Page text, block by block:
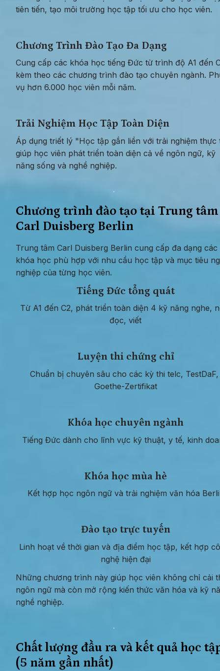
tiên tiến, tạo môi trường học tập tối ưu cho học viên.
Chương Trình Đào Tạo Đa Dạng
Cung cấp các khóa học tiếng Đức từ trình độ A1 đến
kèm theo các chương trình đào tạo chuyên ngành.
vụ hơn 6.000 học viên mỗi năm.
Trải Nghiệm Học Tập Toàn Diện
Áp dụng triết lý "Học tập gắn liền với trải nghiệm thực
giúp học viên phát triển toàn diện cả về ngôn ngữ, kỹ
năng sống và nghề nghiệp.
Chương trình đào tạo tại Trung tâm
Carl Duisberg Berlin
Trung tâm Carl Duisberg Berlin cung cấp đa dạng các
khóa học phù hợp với nhu cầu học tập và mục tiêu
nghiệp của từng học viên.
Tiếng Đức tổng quát
Từ A1 đến C2, phát triển toàn diện 4 kỹ năng nghe,
đọc, viết
Luyện thi chứng chỉ
Chuẩn bị chuyên sâu cho các kỳ thi telc, TestDaF,
Goethe-Zertifikat
Khóa học chuyên ngành
Tiếng Đức dành cho lĩnh vực kỹ thuật, y tế, kinh
Khóa học mùa hè
Kết hợp học ngôn ngữ và trải nghiệm văn hóa
Đào tạo trực tuyến
Linh hoạt về thời gian và địa điểm học tập, kết hợp
nghệ hiện đại
Những chương trình này giúp học viên không chỉ cải
ngôn ngữ mà còn mở rộng kiến thức văn hóa và kỹ
nghề nghiệp.
Chất lượng đầu ra và kết quả học
(5 năm gần nhất)